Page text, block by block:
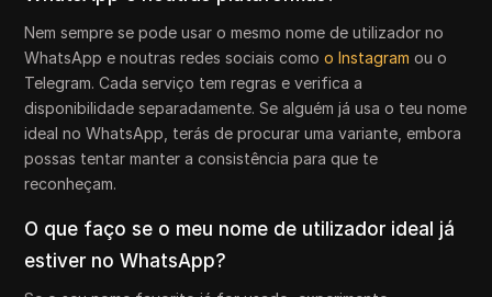
Nem sempre se pode usar o mesmo nome de utilizador no
WhatsApp e noutras redes sociais comoo Instagram ou o
Telegram. Cada serviço tem regras e verifica a
disponibilidade separadamente. Se alguém já usa o teu nome
ideal no WhatsApp, terás de procurar uma variante, embora
possas tentar manter a consistência para que te
reconheçam.
O que faço se o meu nome de utilizador ideal já
estiver no WhatsApp?